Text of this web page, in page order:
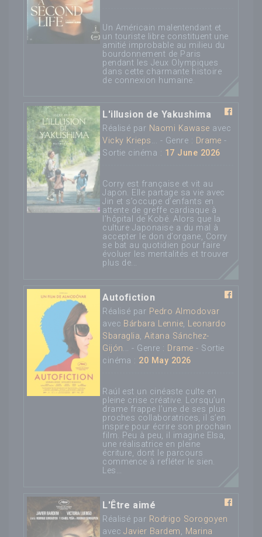
Un Américain malentendant et
un touriste libre constituent une
amitié improbable au milieu du
bourdonnement de Paris
pendant les Jeux Olympiques
dans cette charmante histoire
de connexion humaine.
L'illusion de Yakushima
Réalisé par Naomi Kawase avec
Vicky Krieps... - Genre : Drame -
Sortie cinéma : 17 June 2026
Corry est française et vit au
Japon. Elle partage sa vie avec
Jin et s’occupe d’enfants en
attente de greffe cardiaque à
l’hôpital de Kobé. Alors que la
culture Japonaise a du mal à
accepter le don d’organe, Corry
se bat au quotidien pour faire
évoluer les mentalités et trouver
plus de...
Autofiction
Réalisé par Pedro Almodovar
avec Bárbara Lennie, Leonardo
Sbaraglia,Aitana Sánchez-
Gijón... - Genre : Drame - Sortie
cinéma : 20 May 2026
Raúl est un cinéaste culte en
pleine crise créative. Lorsqu’un
drame frappe l’une de ses plus
proches collaboratrices, il s’en
inspire pour écrire son prochain
film. Peu à peu, il imagine Elsa,
une réalisatrice en pleine
écriture, dont le parcours
commence à refléter le sien.
Les...
L'Être aimé
Réalisé par Rodrigo Sorogoyen
avecJavier Bardem, Marina